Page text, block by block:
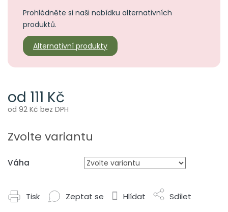
od 111 Kč
od 92 Kč bez DPH
cena:
Zvolte variantu
Váha
Prohlédněte si naši nabídku alternativních
produktů.
Alternativní produkty
Tisk Zeptat se Hlídat Sdílet